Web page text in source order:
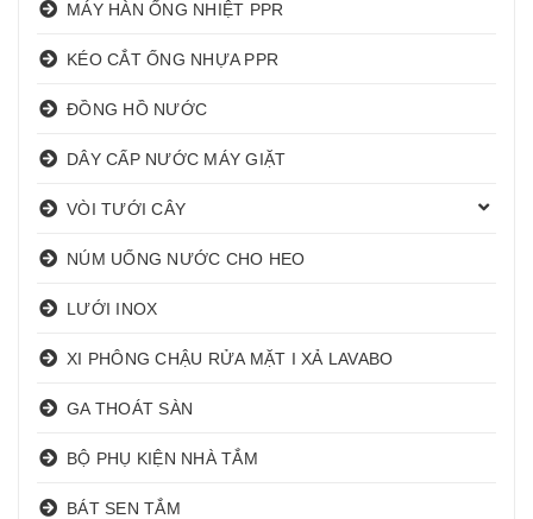
MÁY HÀN ỐNG NHIỆT PPR
KÉO CẮT ỐNG NHỰA PPR
ĐỒNG HỒ NƯỚC
DÂY CẤP NƯỚC MÁY GIẶT
VÒI TƯỚI CÂY
NÚM UỐNG NƯỚC CHO HEO
LƯỚI INOX
XI PHÔNG CHẬU RỬA MẶT I XẢ LAVABO
GA THOÁT SÀN
BỘ PHỤ KIỆN NHÀ TẮM
BÁT SEN TẮM